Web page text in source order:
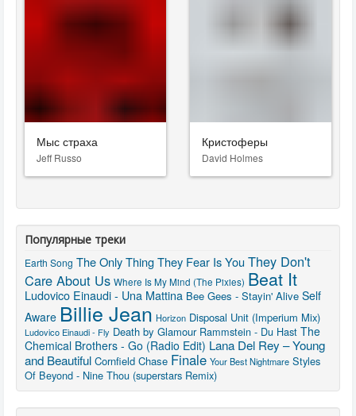
Мыс страха
Jeff Russo
Кристоферы
David Holmes
Популярные треки
Earth Song The Only Thing They Fear Is You They Don't
Care About Us Where Is My Mind (The Pixies) Beat It
Ludovico Einaudi - Una Mattina Bee Gees - Stayin' Alive Self
Aware Billie Jean Horizon Disposal Unit (Imperium Mix)
Ludovico Einaudi - Fly Death by Glamour Rammstein - Du Hast The
Chemical Brothers - Go (Radio Edit) Lana Del Rey – Young
and Beautiful Cornfield Chase Finale Your Best Nightmare Styles
Of Beyond - Nine Thou (superstars Remix)